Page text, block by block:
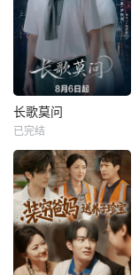
长歌莫问
已完结